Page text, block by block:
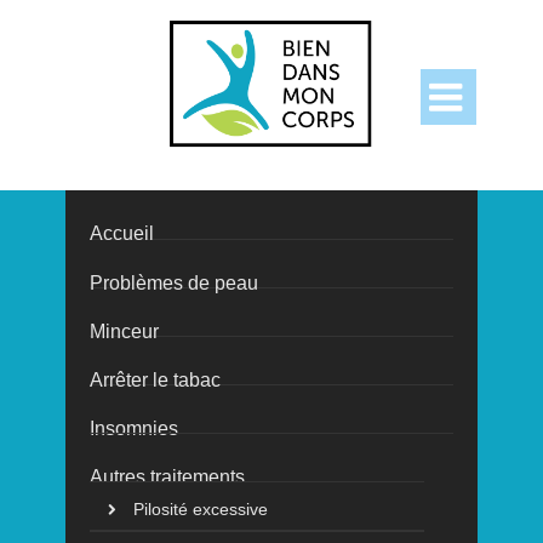

Accueil
Problèmes de peau
Minceur
Arrêter le tabac
Insomnies
Autres traitements
Pilosité excessive
Les vertus de
l’acide
hyaluronique